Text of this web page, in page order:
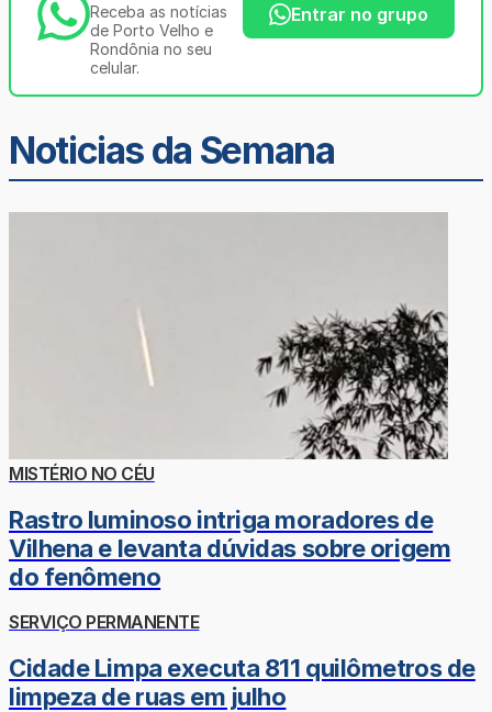
Receba as notícias
de Porto Velho e
Rondônia no seu
celular.
Entrar no grupo
Noticias da Semana
MISTÉRIO NO CÉU
Rastro luminoso intriga moradores de
Vilhena e levanta dúvidas sobre origem
do fenômeno
SERVIÇO PERMANENTE
Cidade Limpa executa 811 quilômetros de
limpeza de ruas em julho